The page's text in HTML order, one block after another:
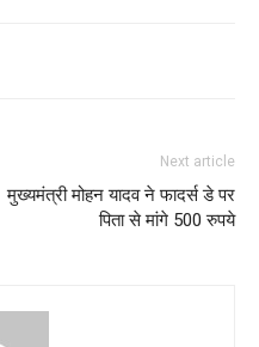
Next article
मुख्यमंत्री मोहन यादव ने फादर्स डे पर
पिता से मांगे 500 रुपये